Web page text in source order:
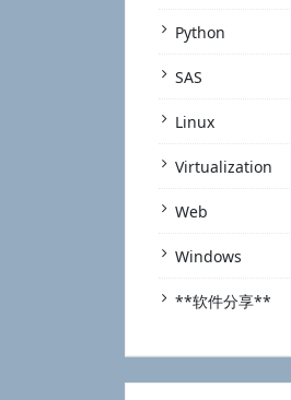
Python
SAS
Linux
Virtualization
Web
Windows
**软件分享**